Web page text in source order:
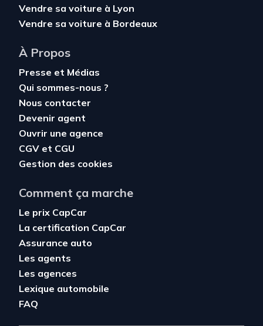
Vendre sa voiture à Lyon
Vendre sa voiture à Bordeaux
À Propos
Presse et Médias
Qui sommes-nous ?
Nous contacter
Devenir agent
Ouvrir une agence
CGV et CGU
Gestion des cookies
Comment ça marche
Le prix CapCar
La certification CapCar
Assurance auto
Les agents
Les agences
Lexique automobile
FAQ